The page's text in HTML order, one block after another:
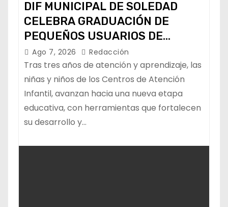
DIF MUNICIPAL DE SOLEDAD
CELEBRA GRADUACIÓN DE
PEQUEÑOS USUARIOS DE
ESTANCIAS “CAPULLITOS 1 Y 2”
Ago 7, 2026 Redacción
Tras tres años de atención y aprendizaje, las
niñas y niños de los Centros de Atención
Infantil, avanzan hacia una nueva etapa
educativa, con herramientas que fortalecen
su desarrollo y…